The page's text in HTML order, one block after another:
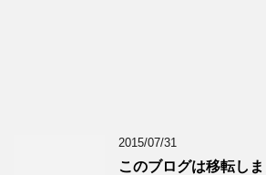
2015/07/31
このブログは移転し